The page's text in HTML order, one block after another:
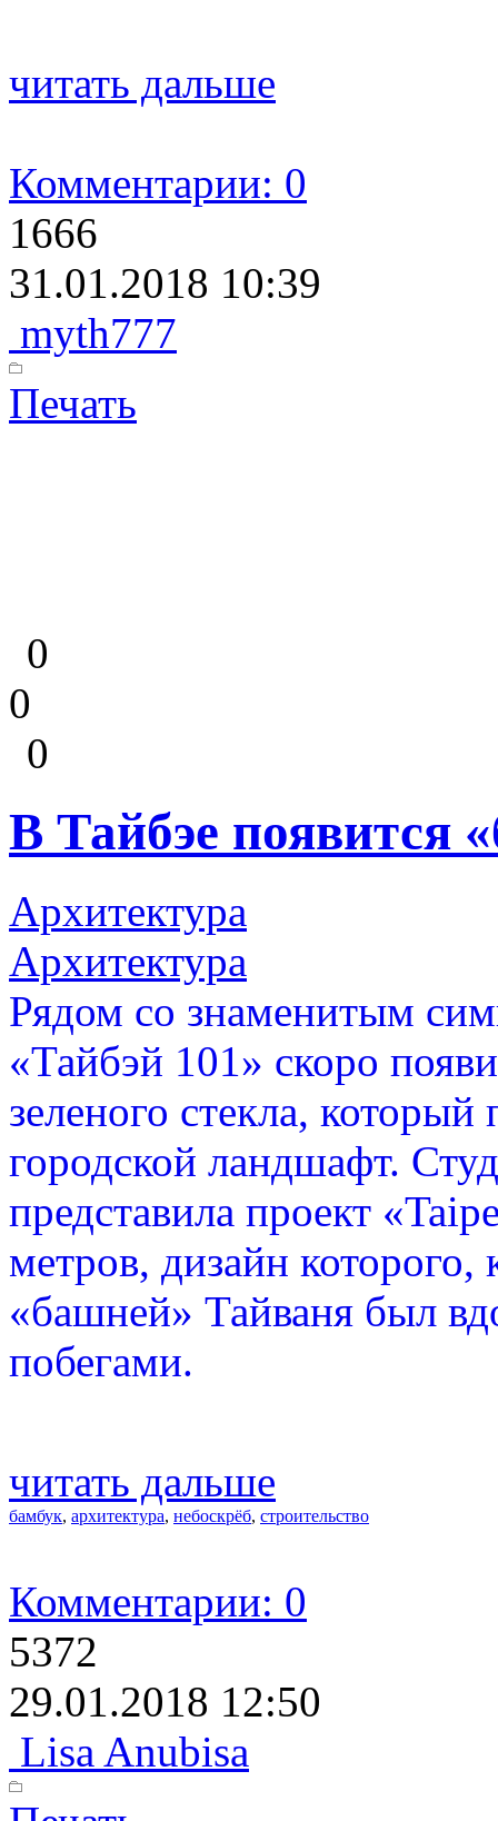
читать дальше
Комментарии: 0
1666
31.01.2018 10:39
myth777
Печать
0
0
0
В Тайбэе появится
Архитектура
Архитектура
Рядом со знаменитым
«Тайбэй 101» скоро
зеленого стекла,
городской ландшафт.
представила проект
метров, дизайн которого,
«башней» Тайваня был
побегами.
читать дальше
бамбук, архитектура, небоскрёб, строительство
Комментарии: 0
5372
29.01.2018 12:50
Lisa Anubisa